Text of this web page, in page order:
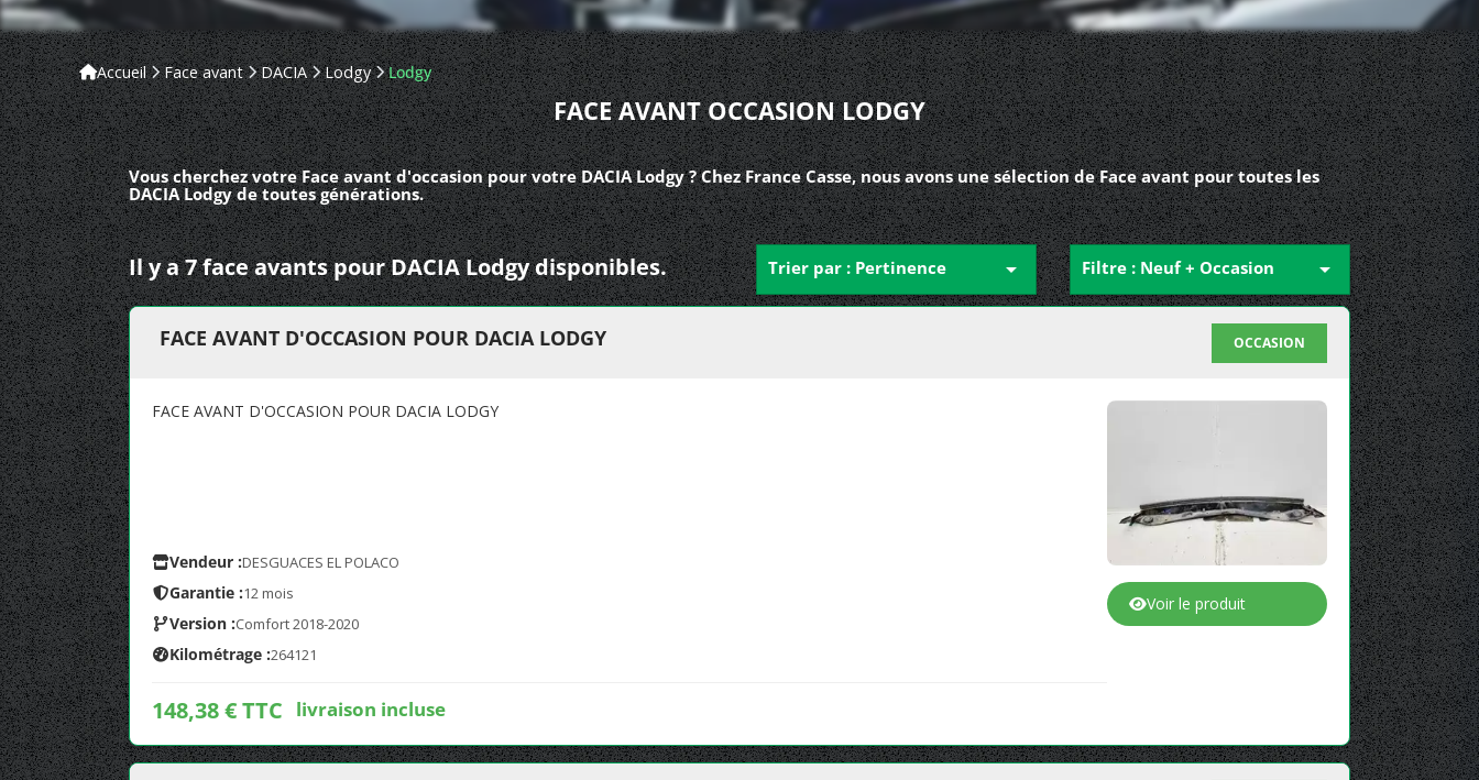
Accueil Face avant DACIA Lodgy Lodgy
FACE AVANT OCCASION LODGY
Vous cherchez votre Face avant d'occasion pour votre DACIA Lodgy ? Chez France Casse, nous avons une sélection de Face avant pour toutes les
DACIA Lodgy de toutes générations.
Il y a 7 face avants pour DACIA Lodgy disponibles. Trier par : Pertinence  Filtre : Neuf + Occasion 
FACE AVANT D'OCCASION POUR DACIA LODGY OCCASION
FACE AVANT D'OCCASION POUR DACIA LODGY
Vendeur :DESGUACES EL POLACO
Garantie :12 mois
Version :Comfort 2018-2020
Kilométrage :264121
148,38 € TTC livraison incluse
Voir le produit